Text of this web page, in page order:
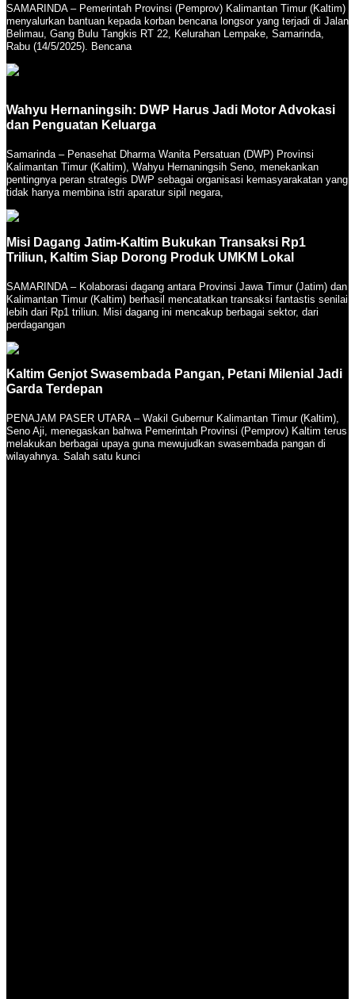
SAMARINDA – Pemerintah Provinsi (Pemprov) Kalimantan Timur (Kaltim)
menyalurkan bantuan kepada korban bencana longsor yang terjadi di Jalan
Belimau, Gang Bulu Tangkis RT 22, Kelurahan Lempake, Samarinda,
Rabu (14/5/2025). Bencana
Wahyu Hernaningsih: DWP Harus Jadi Motor Advokasi
dan Penguatan Keluarga
Samarinda – Penasehat Dharma Wanita Persatuan (DWP) Provinsi
Kalimantan Timur (Kaltim), Wahyu Hernaningsih Seno, menekankan
pentingnya peran strategis DWP sebagai organisasi kemasyarakatan yang
tidak hanya membina istri aparatur sipil negara,
Misi Dagang Jatim-Kaltim Bukukan Transaksi Rp1
Triliun, Kaltim Siap Dorong Produk UMKM Lokal
SAMARINDA – Kolaborasi dagang antara Provinsi Jawa Timur (Jatim) dan
Kalimantan Timur (Kaltim) berhasil mencatatkan transaksi fantastis senilai
lebih dari Rp1 triliun. Misi dagang ini mencakup berbagai sektor, dari
perdagangan
Kaltim Genjot Swasembada Pangan, Petani Milenial Jadi
Garda Terdepan
PENAJAM PASER UTARA – Wakil Gubernur Kalimantan Timur (Kaltim),
Seno Aji, menegaskan bahwa Pemerintah Provinsi (Pemprov) Kaltim terus
melakukan berbagai upaya guna mewujudkan swasembada pangan di
wilayahnya. Salah satu kunci